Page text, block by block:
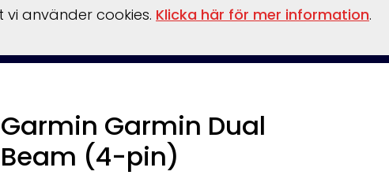
Garmin Garmin Dual
Beam (4-pin)
använder cookies. Klicka här för mer information.